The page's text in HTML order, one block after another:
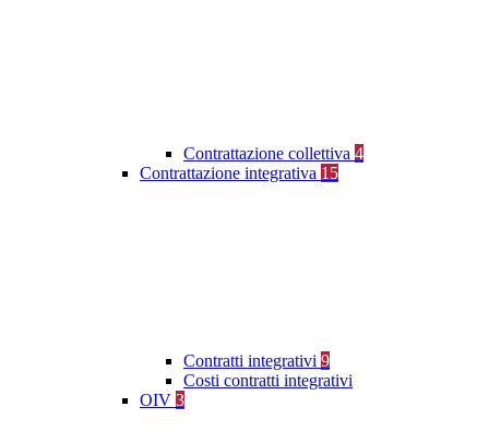
Contrattazione collettiva 4
Contrattazione integrativa 15
Contratti integrativi 9
Costi contratti integrativi
OIV 3